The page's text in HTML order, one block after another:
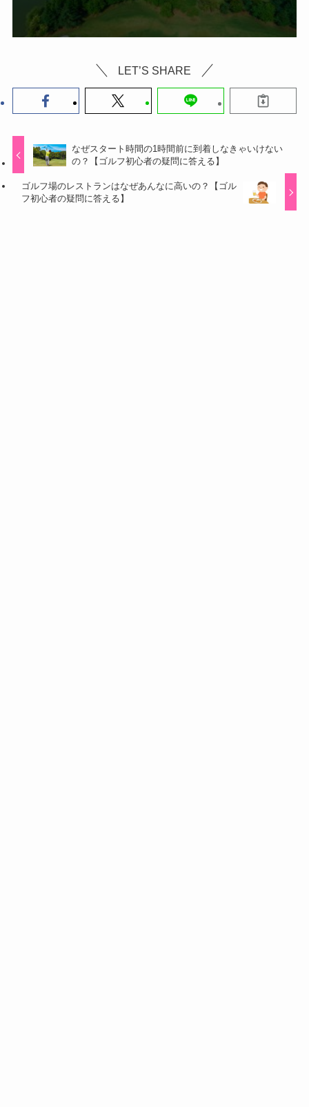
LET’S SHARE
なぜスタート時間の1時間前に到着しなきゃいけない
の？【ゴルフ初心者の疑問に答える】
ゴルフ場のレストランはなぜあんなに高いの？【ゴル
フ初心者の疑問に答える】